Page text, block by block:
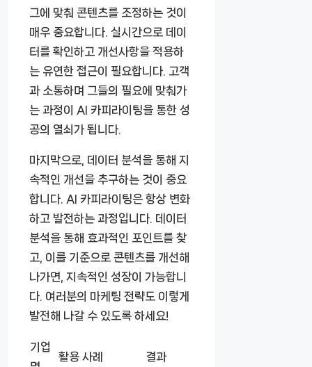
그에 맞춰 콘텐츠를 조정하는 것이
매우 중요합니다. 실시간으로 데이
터를 확인하고 개선사항을 적용하
는 유연한 접근이 필요합니다. 고객
과 소통하며 그들의 필요에 맞춰가
는 과정이 AI 카피라이팅을 통한 성
공의 열쇠가 됩니다.
마지막으로, 데이터 분석을 통해 지
속적인 개선을 추구하는 것이 중요
합니다. AI 카피라이팅은 항상 변화
하고 발전하는 과정입니다. 데이터
분석을 통해 효과적인 포인트를 찾
고, 이를 기준으로 콘텐츠를 개선해
나가면, 지속적인 성장이 가능합니
다. 여러분의 마케팅 전략도 이렇게
발전해 나갈 수 있도록 하세요!
기업
활용 사례 결과